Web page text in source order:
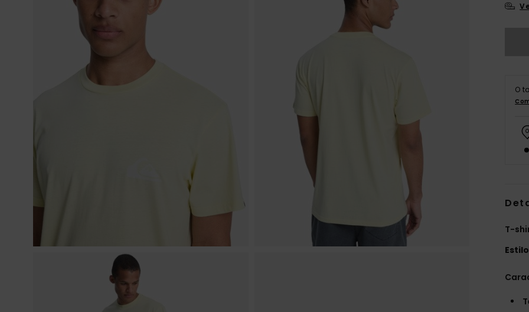
O
T-
Estilo